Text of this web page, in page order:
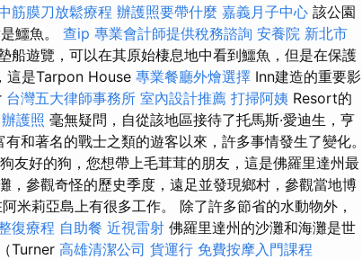
筋膜刀放鬆療程 辦護照要帶什麼 嘉義月子中心 該公園
鱷魚。 查ip 專業會計師提供稅務諮詢 安養院 新北市
船遊覽，可以在其原始棲息地中看到鱷魚，但是在保護
這是Tarpon House 專業餐廳外燴選擇 Inn建造的重要影
台灣五大律師事務所 室內設計推薦 打掃阿姨 Resort的
辦護照 毫無疑問，自從該地區接待了托馬斯·愛迪生，亨
和著名的戰士之類的遊客以來，許多事情發生了變化。
友好的狗，您想帶上毛茸茸的朋友，這是佛羅里達州最
，參觀奇怪的歷史季度，遠足並發現鄉村，參觀當地博
米莉亞島上有很多工作。 除了許多節省的水動物外，
復療程 自助餐 近視雷射 佛羅里達州的沙灘和海灘是世
Turner 高雄清潔公司 貨運行 免費按摩入門課程